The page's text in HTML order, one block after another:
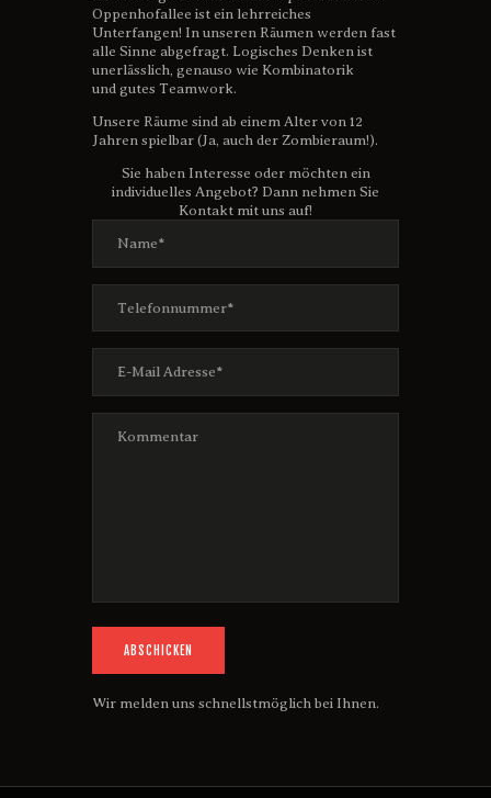
Oppenhofallee ist ein lehrreiches
Unterfangen! In unseren Räumen werden fast
alle Sinne abgefragt. Logisches Denken ist
unerlässlich, genauso wie Kombinatorik
und gutes Teamwork.
Unsere Räume sind ab einem Alter von 12
Jahren spielbar (Ja, auch der Zombieraum!).
Sie haben Interesse oder möchten ein
individuelles Angebot? Dann nehmen Sie
Kontakt mit uns auf!
Wir melden uns schnellstmöglich bei Ihnen.